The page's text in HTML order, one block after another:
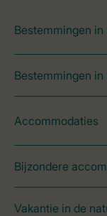
Bestemmingen in
Bestemmingen in
Accommodaties
Bijzondere
Vakantie in de